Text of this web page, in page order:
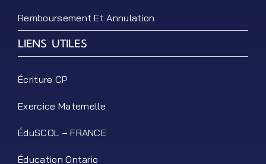
Remboursement Et Annulation
LIENS UTILES
Écriture CP
Exercice Maternelle
ÉduSCOL – FRANCE
Éducation Ontario